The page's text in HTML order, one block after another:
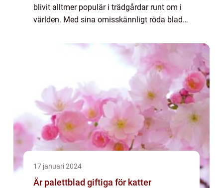
blivit alltmer populär i trädgårdar runt om i
världen. Med sina omisskännligt röda blad
färgsprakande essens till trädgården. I
17 januari 2024
Är palettblad giftiga för katter